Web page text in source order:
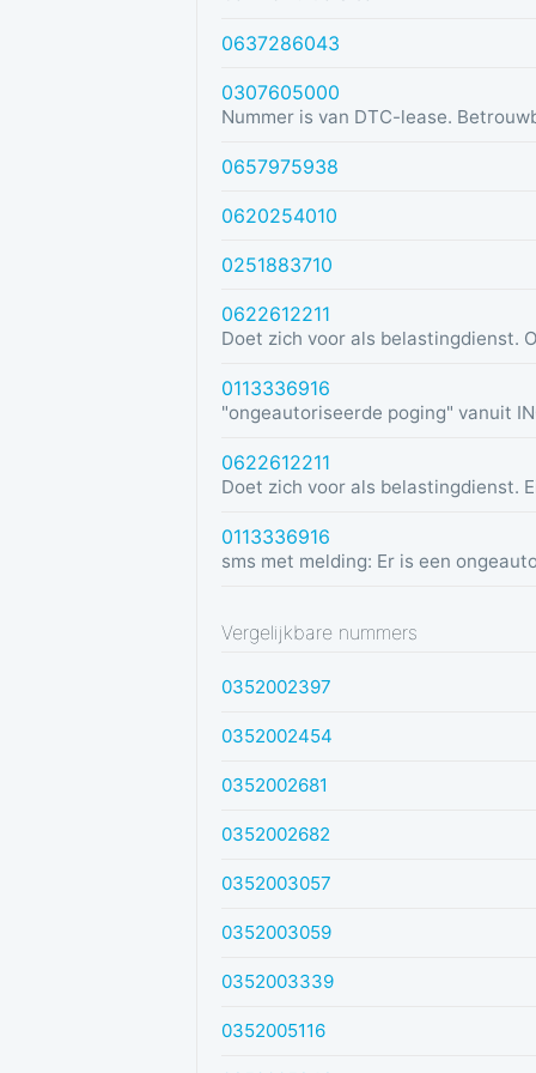
0637286043
0307605000
Nummer is van DTC-lease.
0657975938
0620254010
0251883710
0622612211
0113336916
0622612211
0113336916
Vergelijkbare nummers
0352002397
0352002454
0352002681
0352002682
0352003057
0352003059
0352003339
0352005116